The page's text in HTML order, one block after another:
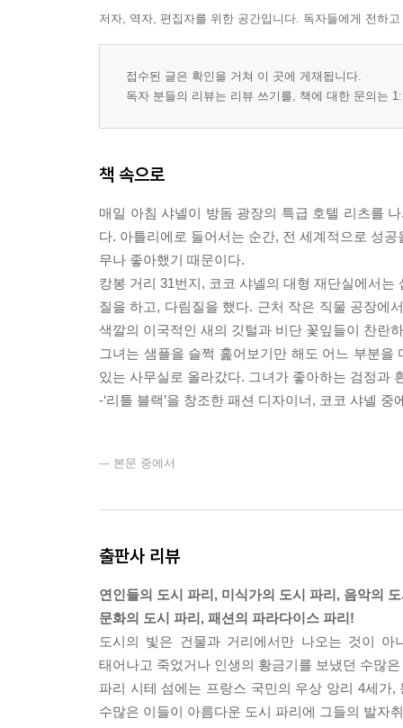
저자, 역자, 편집자를 위한 공간입니다. 독자들에게 전하
접수된 글은 확인을 거쳐 이 곳에 게재됩니다.
독자 분들의 리뷰는 리뷰 쓰기를, 책에 대한 문의는
책 속으로
매일 아침 샤넬이 방돔 광장의 특급 호텔 리츠를
다. 아틀리에로 들어서는 순간, 전 세계적으로 성
무나 좋아했기 때문이다.
캉봉 거리 31번지, 코코 샤넬의 대형 재단실에서
질을 하고, 다림질을 했다. 근처 작은 직물 공장에
색깔의 이국적인 새의 깃털과 비단 꽃잎들이 찬란
그녀는 샘플을 슬쩍 훑어보기만 해도 어느 부분
있는 사무실로 올라갔다. 그녀가 좋아하는 검정과
-‘리틀 블랙’을 창조한 패션 디자이너, 코코 샤넬 중
--- 본문 중에서
출판사 리뷰
연인들의 도시 파리, 미식가의 도시 파리, 음악의
문화의 도시 파리, 패션의 파라다이스 파리!
도시의 빛은 건물과 거리에서만 나오는 것이
태어나고 죽었거나 인생의 황금기를 보냈던 수많
파리 시테 섬에는 프랑스 국민의 우상 앙리 4세가
수많은 이들이 아름다운 도시 파리에 그들의 발자